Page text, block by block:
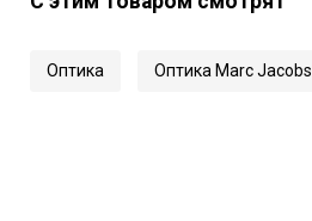
Длина заушника
Артикул
Оптика Оптика Marc Jacobs